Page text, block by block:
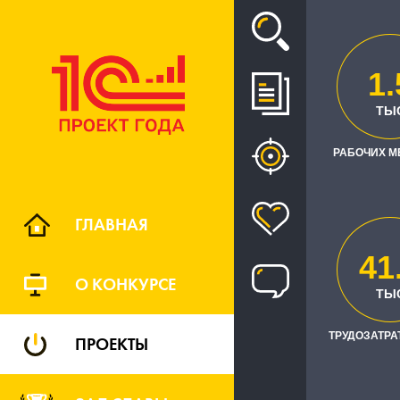
ГЛАВНАЯ
О КОНКУРСЕ
ПРОЕКТЫ
Проект
РАБОЧИХ